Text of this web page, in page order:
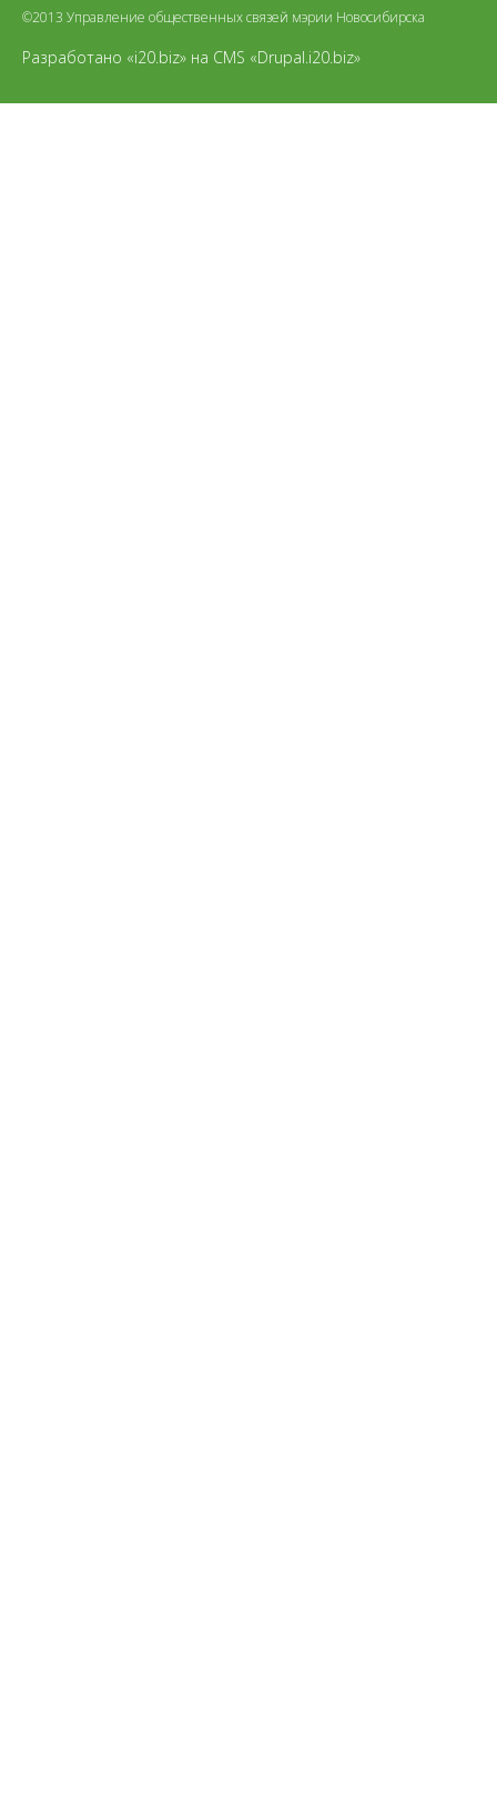
©2013 Управление общественных связей мэрии Новосибирска
Разработано «i20.biz» на CMS «Drupal.i20.biz»